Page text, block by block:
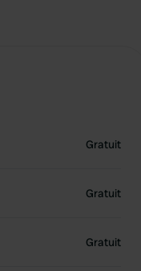
Gratuit
Gratuit
Gratuit